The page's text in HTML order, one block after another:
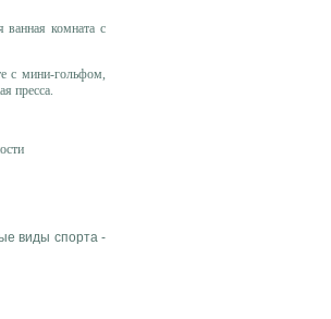
комната с
с мини-гольфом,
пресса.
виды спорта -